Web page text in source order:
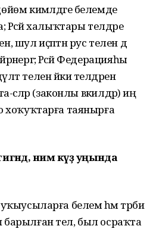
кимәлдәге белемде
Рәсәй халыҡтары телдәре
шул иҫәптән рус телен дә
Рәсәй Федерацияһы
телен йәки телдәрен
әсәләр (законлы вәкилдәр) иң
хоҡуҡтарға таянырға
нимә күҙ уңында
белем һәм тәрбиә
тел, был осраҡта